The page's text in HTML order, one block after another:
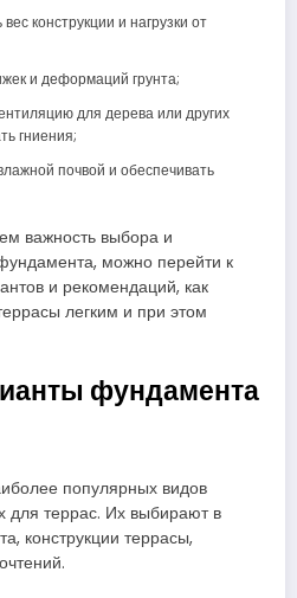
конструкции и нагрузки от
и деформаций грунта;
для дерева или других
гниения;
почвой и обеспечивать
важность выбора и
можно перейти к
и рекомендаций, как
легким и при этом
фундамента
популярных видов
террас. Их выбирают в
конструкции террасы,